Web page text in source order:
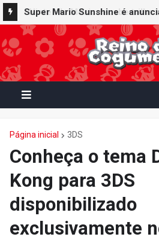
Super Mario Sunshine é
Nintendo GameCube -
Nintendo Switch Online
Página inicial 3DS
Conheça o tema
Kong para 3DS
disponibilizado
exclusivamente